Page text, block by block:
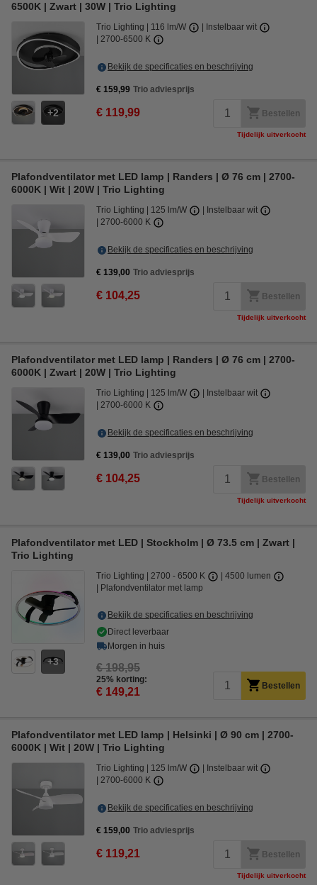
6500K | Zwart | 30W | Trio Lighting
2
Trio Lighting 116 lm/W
Instelbaar wit
2700-6500 K
Bekijk de specificaties en beschrijving
€ 159,99 Trio adviesprijs
€ 119,99 Bestellen
Tijdelijk uitverkocht
Plafondventilator met LED lamp | Randers | Ø 76 cm | 2700-
6000K | Wit | 20W | Trio Lighting
Trio Lighting 125 lm/W
Instelbaar wit
2700-6000 K
Bekijk de specificaties en beschrijving
€ 139,00 Trio adviesprijs
€ 104,25 Bestellen
Tijdelijk uitverkocht
Plafondventilator met LED lamp | Randers | Ø 76 cm | 2700-
6000K | Zwart | 20W | Trio Lighting
Trio Lighting 125 lm/W
Instelbaar wit
2700-6000 K
Bekijk de specificaties en beschrijving
€ 139,00 Trio adviesprijs
€ 104,25 Bestellen
Tijdelijk uitverkocht
Plafondventilator met LED | Stockholm | Ø 73.5 cm | Zwart |
Trio Lighting
3
Trio Lighting 2700 - 6500 K
4500 lumen
Plafondventilator met lamp
Bekijk de specificaties en beschrijving
Direct leverbaar
Morgen in huis
€ 198,95
25% korting:
€ 149,21 Bestellen
Plafondventilator met LED lamp | Helsinki | Ø 90 cm | 2700-
6000K | Wit | 20W | Trio Lighting
Trio Lighting 125 lm/W
Instelbaar wit
2700-6000 K
Bekijk de specificaties en beschrijving
€ 159,00 Trio adviesprijs
€ 119,21 Bestellen
Tijdelijk uitverkocht